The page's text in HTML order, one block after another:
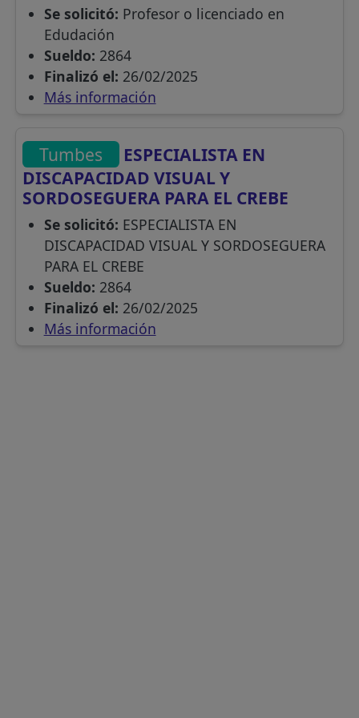
Se solicitó: Profesor o licenciado en
Edudación
Sueldo: 2864
Finalizó el: 26/02/2025
Más información
Tumbes
ESPECIALISTA EN
DISCAPACIDAD VISUAL Y
SORDOSEGUERA PARA EL CREBE
Se solicitó: ESPECIALISTA EN
DISCAPACIDAD VISUAL Y SORDOSEGUERA
PARA EL CREBE
Sueldo: 2864
Finalizó el: 26/02/2025
Más información